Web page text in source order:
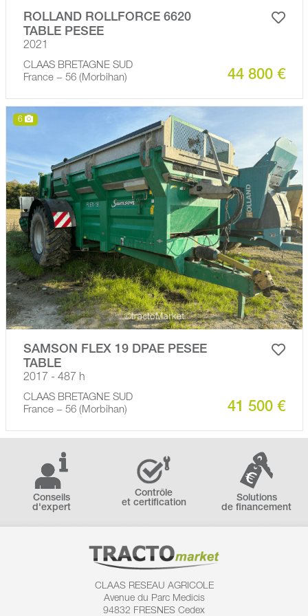
ROLLAND ROLLFORCE 6620
TABLE PESEE
2021
CLAAS BRETAGNE SUD
France − 56 (Morbihan)
44 800 €
6
SAMSON FLEX 19 DPAE PESEE
TABLE
2017 - 487 h
CLAAS BRETAGNE SUD
France − 56 (Morbihan)
41 500 €
Conseils
d'expert
Contrôle
et certification
Solutions
de financement
CLAAS RESEAU AGRICOLE
Avenue du Parc Medicis
94832 FRESNES Cedex